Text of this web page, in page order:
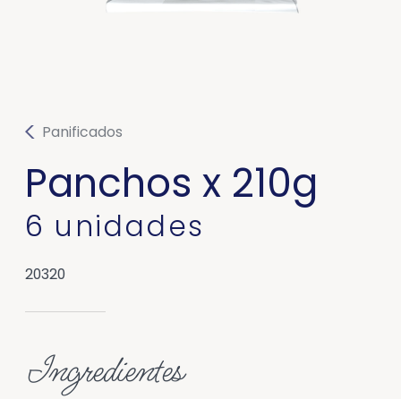
Panificados
Panchos x 210g
6 unidades
20320
Ingredientes